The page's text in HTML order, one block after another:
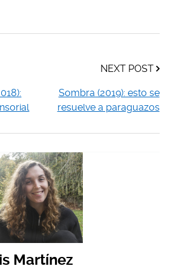
NEXT POST
Sombra (2019): esto se
resuelve a paraguazos
Martínez